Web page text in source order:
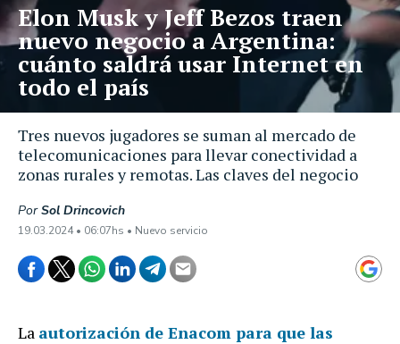
Tres nuevos jugadores se suman al mercado de
telecomunicaciones para llevar conectividad a
zonas rurales y remotas. Las claves del negocio
PorSol Drincovich
19.03.2024 • 06:07hs • Nuevo servicio
Elon Musk y Jeff Bezos traen
nuevo negocio a Argentina:
cuánto saldrá usar Internet en
todo el país
La autorización de Enacom para que las